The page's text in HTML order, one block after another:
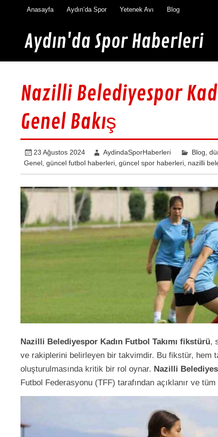
Anasayfa Aydın’da Spor Yetenek Avı Blog
Aydın'da Spor Haberleri
Aydın'da en güncel spor haberleri burada
Nazilli Belediyespor
Genel Bakış
23 Ağustos 2024 AydindaSporHaberleri Blog
Genel ,güncel futbol haberleri ,güncel spor haberleri nazilli
Nazilli Belediyespor Kadın Futbol Takımı fikstürü,
ve rakiplerini belirleyen bir takvimdir. Bu fikstür, hem
oluşturulmasında kritik bir rol oynar. Nazilli
Futbol Federasyonu (TFF) tarafından açıklanır ve